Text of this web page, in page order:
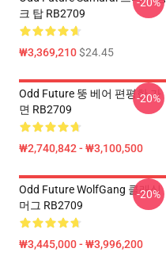
크 탑 RB2709
₩3,369,210$24.45
Odd Future 뚱 베어 편평한 가
면 RB2709
₩2,740,842 - ₩3,100,500
-20%
Odd Future WolfGang 클래식
머그 RB2709
₩3,445,000 - ₩3,996,200
-20%